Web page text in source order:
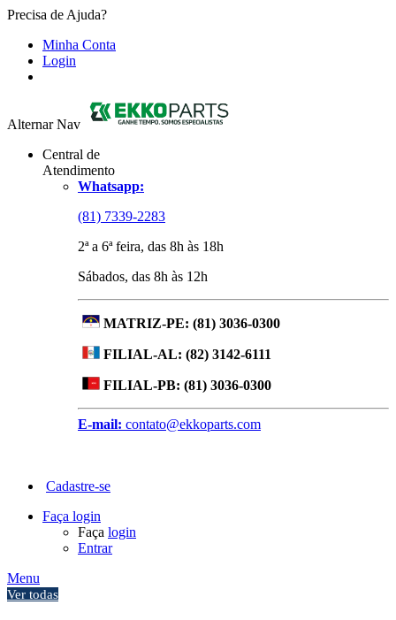
Precisa de Ajuda?
Minha Conta
Login
Alternar Nav
Central de
Atendimento
Whatsapp:
(81) 7339-2283
2ª a 6ª feira, das 8h às 18h
Sábados, das 8h às 12h
MATRIZ-PE: (81) 3036-0300
FILIAL-AL: (82) 3142-6111
FILIAL-PB: (81) 3036-0300
E-mail: contato@ekkoparts.com
Cadastre-se
Faça login
Faça login
Entrar
Menu
Ver todas